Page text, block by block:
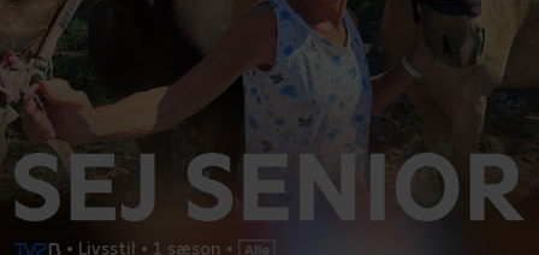
• Livsstil • 1 sæson •